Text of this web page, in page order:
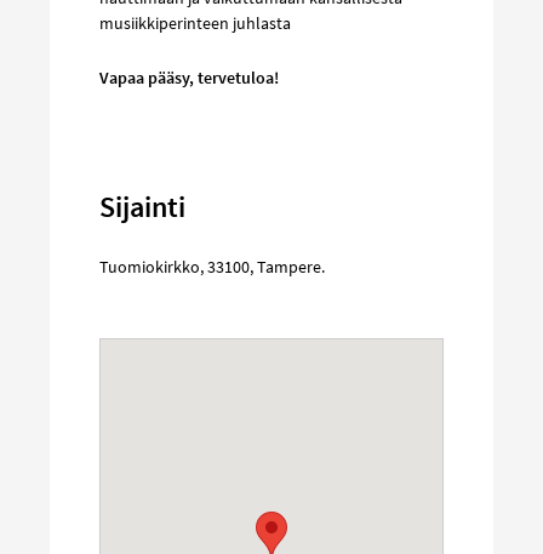
musiikkiperinteen juhlasta
Vapaa pääsy, tervetuloa!
Sijainti
Tuomiokirkko,33100,Tampere.